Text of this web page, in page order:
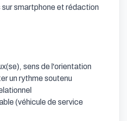
sur smartphone et rédaction
sens de l'orientation
un rythme soutenu
(véhicule de service